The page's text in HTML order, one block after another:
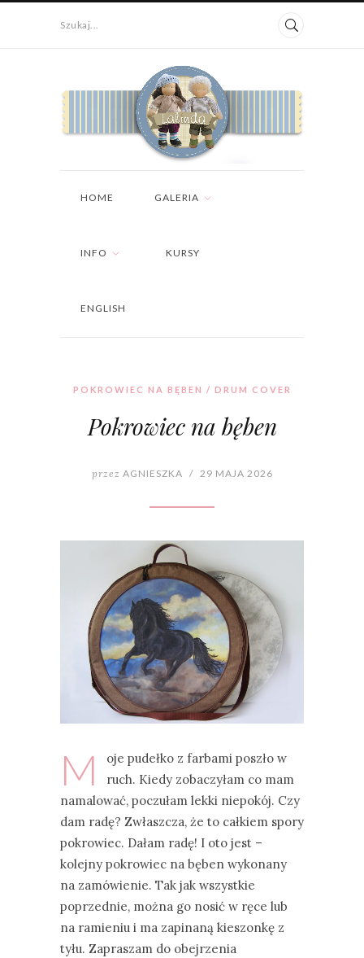
Szukaj...
HOME GALERIA
INFO KURSY
ENGLISH
POKROWIEC NA BĘBEN / DRUM COVER
Pokrowiec na bęben
przez AGNIESZKA / 29 MAJA 2026
M
oje pudełko z farbami poszło w
ruch. Kiedy zobaczyłam co mam
namalować, poczułam lekki niepokój. Czy
dam radę? Zwłaszcza, że to całkiem spory
pokrowiec. Dałam radę! I oto jest –
kolejny pokrowiec na bęben wykonany
na zamówienie. Tak jak wszystkie
poprzednie, można go nosić w ręce lub
na ramieniu i ma zapinaną kieszonkę z
tyłu. Zapraszam do obejrzenia